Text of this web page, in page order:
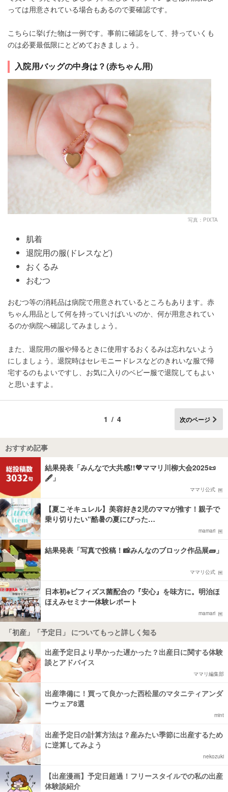
っては用意されている場合もあるので要確認です。
こちらに挙げた物は一例です。事前に確認をして、持っていくも
のは必要最低限にとどめておきましょう。
入院用バッグの中身は？(赤ちゃん用)
写真：PIXTA
肌着
退院用の服(ドレスなど)
おくるみ
おむつ
おむつ等の消耗品は病院で用意されているところもあります。赤
ちゃん用品として何を持っていけばいいのか、何が用意されてい
るのか病院へ確認してみましょう。
また、退院用の服や帰るときに使用するおくるみは忘れないよう
にしましょう。退院時はセレモニードレスなどのきれいな服で帰
宅するのもよいですし、お気に入りのベビー服で退院してもよい
と思いますよ。
1/4 次のページ
おすすめ記事
結果発表「みんなで大共感!!💖ママリ川柳大会2025📜
🖋️」
ママリ公式
【夏こそキュレル】美容好き2児のママが推す！親子で
乗り切りたい“酷暑の夏にぴった…
mamari
結果発表「写真で投稿！📸みんなのブロック作品展🧱」
ママリ公式
日本初※ビフィズス菌配合の『安心』を味方に。明治ほ
ほえみセミナー体験レポート
mamari
「初産」「予定日」 についてもっと詳しく知る
出産予定日より早かった遅かった？出産日に関する体験
談とアドバイス
ママリ編集部
出産準備に！買って良かった西松屋のマタニティアンダ
ーウェア8選
mint
出産予定日の計算方法は？産みたい季節に出産するため
に逆算してみよう
nekozuki
【出産漫画】予定日超過！フリースタイルでの私の出産
体験談紹介